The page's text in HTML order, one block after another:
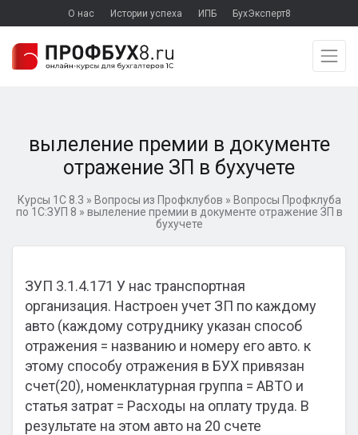
О нас Истории успеха ИПБ БухЭксперт8
вылеление премии в документе
отражение ЗП в бухучете
Курсы 1С 8.3 » Вопросы из Профклубов » Вопросы Профклуба
по 1С:ЗУП 8 » вылеление премии в документе отражение ЗП в
бухучете
ЗУП 3.1.4.171 У нас транспортная
организация. Настроен учет ЗП по каждому
авто (каждому сотруднику указан способ
отражения = названию и номеру его авто. к
этому способу отражения в БУХ привязан
счет(20), номенклатурная группа = АВТО и
статья затрат = Расходы на оплату труда. В
результате на этом авто на 20 счете